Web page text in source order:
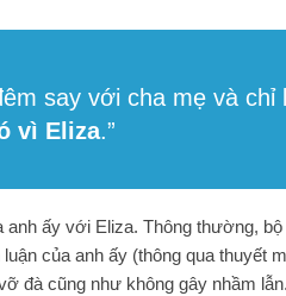
say với cha mẹ và chỉ
vì Eliza.”
ấy với Eliza. Thông thường,
của anh ấy (thông qua thuyết
đà cũng như không gây nhầm